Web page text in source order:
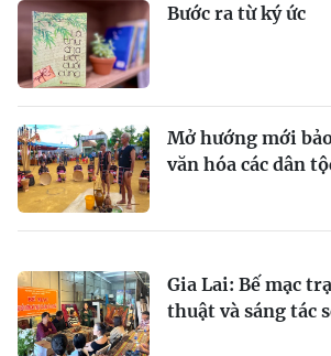
Bước ra từ ký ức
Mở hướng mới
văn hóa các dân
Gia Lai: Bế mạc
thuật và sáng tác